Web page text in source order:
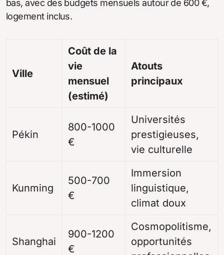
bas, avec des budgets mensuels autour de 600 €,
logement inclus.
Ville
Coût de la
vie
mensuel
(estimé)
Atouts
principaux
Pékin
800-1000
€
Universités
prestigieuses,
vie culturelle
Kunming
500-700
€
Immersion
linguistique,
climat doux
Shanghai
900-1200
€
Cosmopolitisme,
opportunités